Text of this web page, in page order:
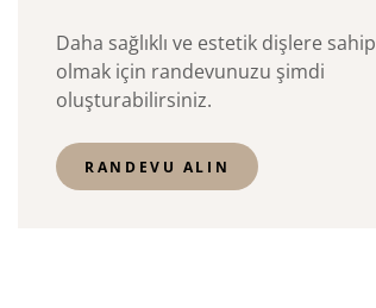
Daha sağlıklı ve estetik dişlere sahip
olmak için randevunuzu şimdi
oluşturabilirsiniz.
RANDEVU ALIN